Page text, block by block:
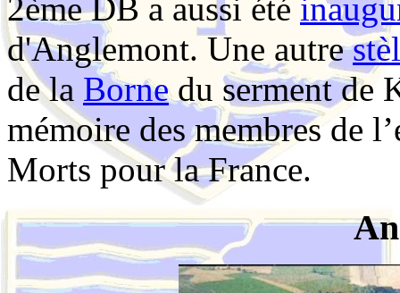
2ème DB a aussi été
d'Anglemont. Une autre
de la Bornedu serment de
mémoire des membres de
Morts pour la France.